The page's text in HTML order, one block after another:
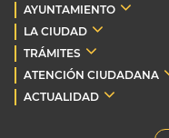
AYUNTAMIENTO
LA CIUDAD
TRÁMITES
ATENCIÓN CIUDADANA
ACTUALIDAD